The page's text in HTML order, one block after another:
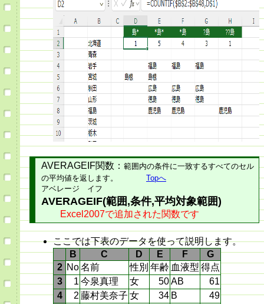
AVERAGEIF関数 ： 範囲内の条件に一致するすべてのセル
の平均値を返します。
Topへ
アベレージ イフ
AVERAGEIF(範囲,条件,平均対象範囲)
Excel2007で追加された関数です
ここでは下表のデータを使って説明します。
B
C D E F
G
2 No名前 性別 年齢 血液型 得点
3
1 今泉真理 女 50AB
61
4
2 藤村美奈子 女 34 B
49